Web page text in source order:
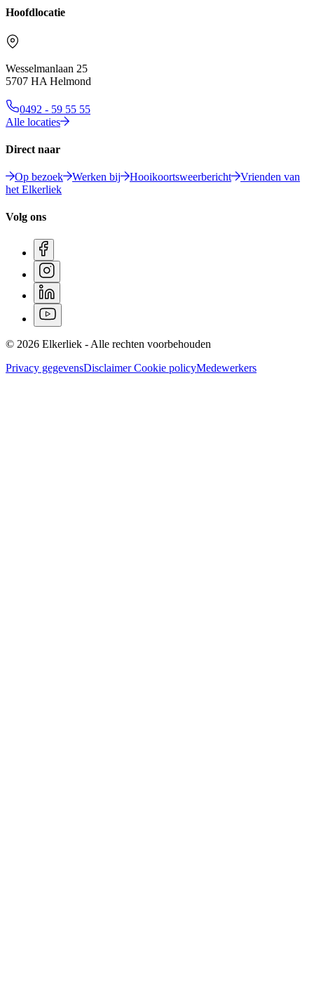
Hoofdlocatie
Wesselmanlaan 25
5707 HA Helmond
0492 - 59 55 55
Alle locaties
Direct naar
Op bezoek Werken bij Hooikoortsweerbericht
Vrienden van
het Elkerliek
Volg ons
© 2026 Elkerliek - Alle rechten voorbehouden
Privacy gegevensDisclaimerCookie policyMedewerkers